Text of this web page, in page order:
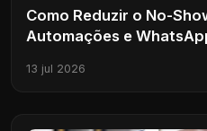
Como Reduzir o No-
Automações e
13 jul 2026